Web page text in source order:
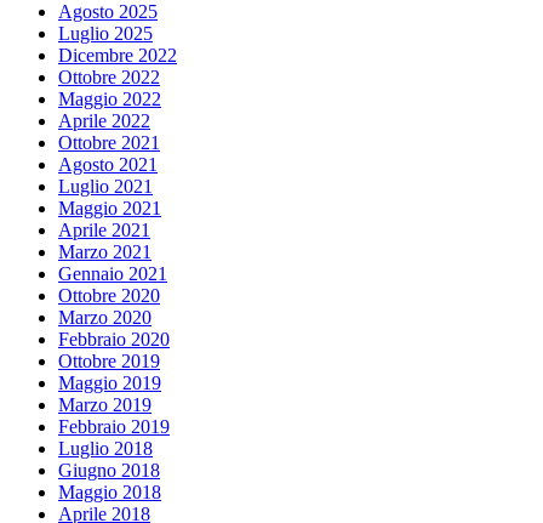
Agosto 2025
Luglio 2025
Dicembre 2022
Ottobre 2022
Maggio 2022
Aprile 2022
Ottobre 2021
Agosto 2021
Luglio 2021
Maggio 2021
Aprile 2021
Marzo 2021
Gennaio 2021
Ottobre 2020
Marzo 2020
Febbraio 2020
Ottobre 2019
Maggio 2019
Marzo 2019
Febbraio 2019
Luglio 2018
Giugno 2018
Maggio 2018
Aprile 2018